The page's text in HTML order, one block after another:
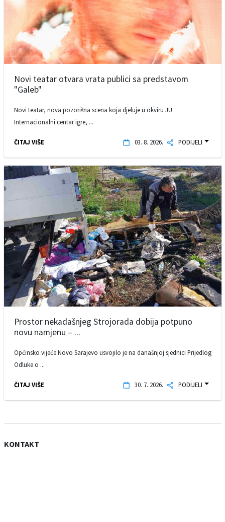
Novi teatar otvara vrata publici sa predstavom
"Galeb"
Novi teatar, nova pozorišna scena koja djeluje u okviru JU
Internacionalni centar igre, ...
ČITAJ VIŠE 03. 8. 2026. PODIJELI
Prostor nekadašnjeg Strojorada dobija potpuno
novu namjenu – ...
Općinsko vijeće Novo Sarajevo usvojilo je na današnjoj sjednici Prijedlog
Odluke o ...
ČITAJ VIŠE 30. 7. 2026. PODIJELI
KONTAKT